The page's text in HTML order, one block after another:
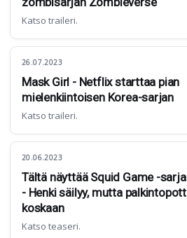
Katso traileri.
26.07.2023
Mask Girl - Netflix starttaa pian
mielenkiintoisen Korea-sarjan
Katso traileri.
20.06.2023
Tältä näyttää Squid Game -
- Henki säilyy, mutta
koskaan
Katso teaseri.